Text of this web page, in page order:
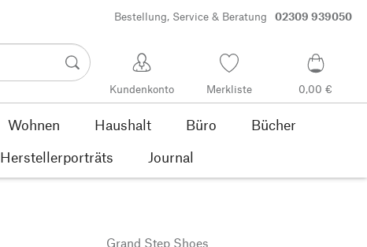
Bestellung, Service & Beratung 02309 939050
Kundenkonto Merkliste 0,00 €
Wohnen Haushalt Büro
Bücher
Herstellerporträts Journal
Grand Step Shoes